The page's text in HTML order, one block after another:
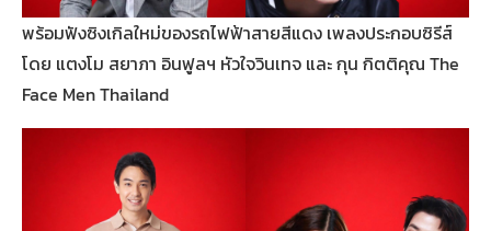
พร้อมฟังซิงเกิลใหม่ของรถไฟฟ้าสายสีแดง เพลงประกอบซิรีส์
โดย แตงโม สยาภา อินฟูลฯ หัวใจวินเทจ และ กุน กิตติคุณ The
Face Men Thailand